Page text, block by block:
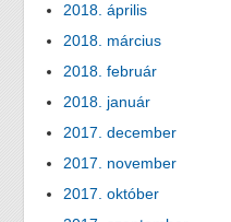
2018. április
2018. március
2018. február
2018. január
2017. december
2017. november
2017. október